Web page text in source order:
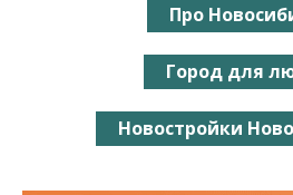
Про
Город для
Новостройки